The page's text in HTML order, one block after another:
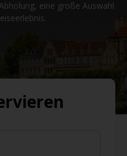
eine große Auswahl